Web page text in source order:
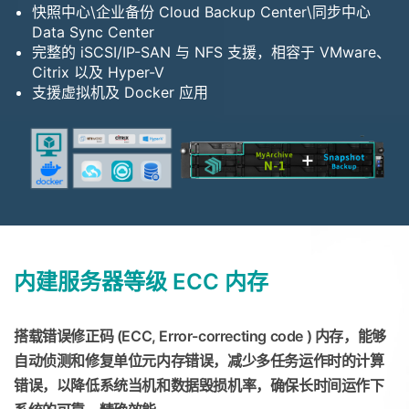
快照中心\企业备份 Cloud Backup Center\同步中心
Data Sync Center
完整的 iSCSI/IP-SAN 与 NFS 支援，相容于 VMware、
Citrix 以及 Hyper-V
支援虚拟机及 Docker 应用
内建服务器等级 ECC 内存
搭载错误修正码 (ECC, Error-correcting code ) 内存，能够
自动侦测和修复单位元内存错误，减少多任务运作时的计算
错误，以降低系统当机和数据毁损机率，确保长时间运作下